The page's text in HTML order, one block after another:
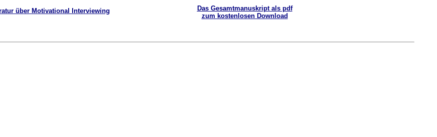
über Motivational Interviewing
Das Gesamtmanuskript als pdf
zum kostenlosen Download